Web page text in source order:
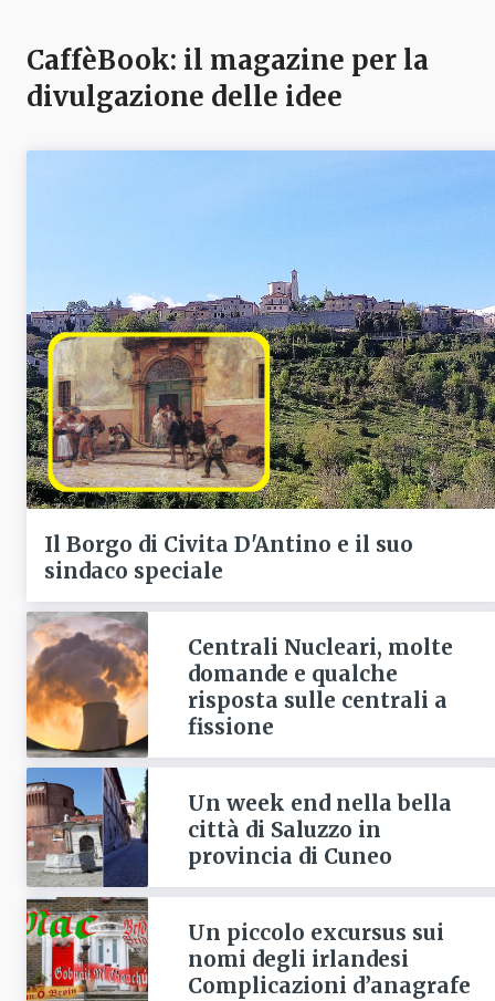
CaffèBook: il magazine per la
divulgazione delle idee
Il Borgo di Civita D'Antino e il suo
sindaco speciale
Centrali Nucleari, molte
domande e qualche
risposta sulle centrali a
fissione
Un week end nella bella
città di Saluzzo in
provincia di Cuneo
Un piccolo excursus sui
nomi degli irlandesi
Complicazioni d’anagrafe